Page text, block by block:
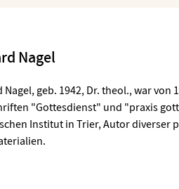
Nagel
Nagel, geb. 1942, Dr. theol., war
"Gottesdienst" und "praxis
Institut in Trier, Autor diverser